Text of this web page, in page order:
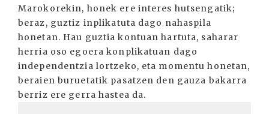
Marokorekin, honek ere interes hutsengatik;
beraz, guztiz inplikatuta dago nahaspila
honetan. Hau guztia kontuan hartuta, saharar
herria oso egoera konplikatuan dago
independentzia lortzeko, eta momentu honetan,
beraien buruetatik pasatzen den gauza bakarra
berriz ere gerra hastea da.